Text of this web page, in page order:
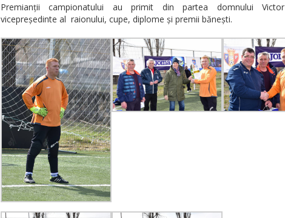
Premianții campionatului au primit din partea domnului Victor
vicepreședinte al raionului, cupe, diplome și premii bănești.